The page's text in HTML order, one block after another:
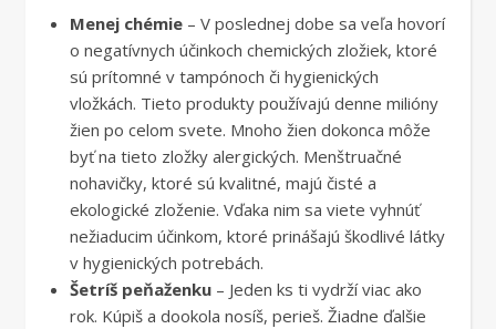
Menej chémie – V poslednej dobe sa veľa hovorí
o negatívnych účinkoch chemických zložiek, ktoré
sú prítomné v tampónoch či hygienických
vložkách. Tieto produkty používajú denne milióny
žien po celom svete. Mnoho žien dokonca môže
byť na tieto zložky alergických. Menštruačné
nohavičky, ktoré sú kvalitné, majú čisté a
ekologické zloženie. Vďaka nim sa viete vyhnúť
nežiaducim účinkom, ktoré prinášajú škodlivé látky
v hygienických potrebách.
Šetríš peňaženku – Jeden ks ti vydrží viac ako
rok. Kúpiš a dookola nosíš, perieš. Žiadne ďalšie